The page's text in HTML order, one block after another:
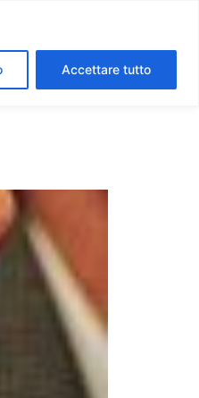
Accettare tutto